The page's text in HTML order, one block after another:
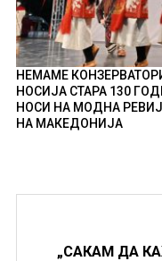
НЕМАМЕ
НОСИЈА СТАРА 130
НОСИ НА МОДНА
НА МАКЕДОНИЈА
„САКАМ ДА